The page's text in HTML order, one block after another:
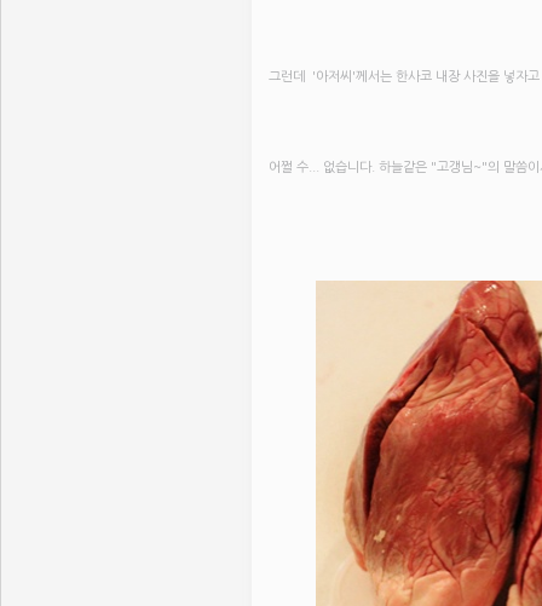
그런데 '아저씨'께서는 한사코 내장 사진을 넣자고
어쩔 수... 없습니다. 하늘같은 "고갱님~"의 말씀